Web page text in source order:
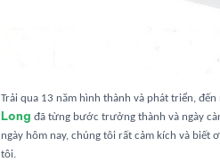
Trải qua 13 năm hình thành và phát triển, đến
Long đã từng bước trưởng thành và ngày
ngày hôm nay, chúng tôi rất cảm kích và biết
tôi.